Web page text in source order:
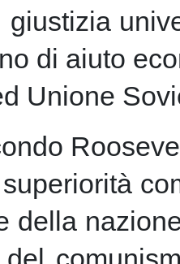
di aiuto
Unione
della